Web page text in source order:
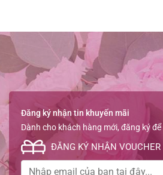
Đăng ký nhận tin khuyến mãi
Dành cho khách hàng mới, đăng ký
ĐĂNG KÝ NHẬN VOUCHER